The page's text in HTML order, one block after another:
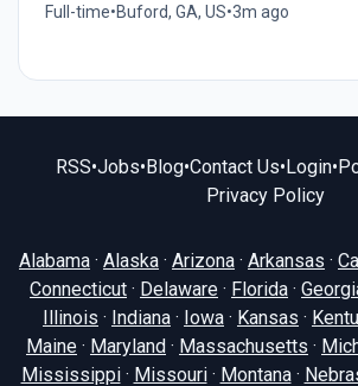
Full-time•Buford, GA, US•3m ago
RSS•Jobs• Blog•Contact Us• Login•
Privacy Policy
Alabama · Alaska · Arizona · Arkansas ·
Connecticut · Delaware · Florida ·
Illinois · Indiana · Iowa · Kansas ·
Maine · Maryland · Massachusetts ·
Mississippi· Missouri· Montana·